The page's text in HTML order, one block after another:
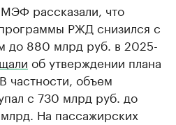
рассказали, что
РЖД снизился с
до 880 млрд руб. в 2025-
об утверждении плана
частности, объем
с 730 млрд руб. до
На пассажирских